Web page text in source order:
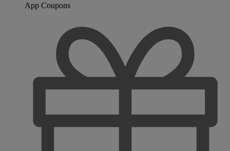
App Coupons